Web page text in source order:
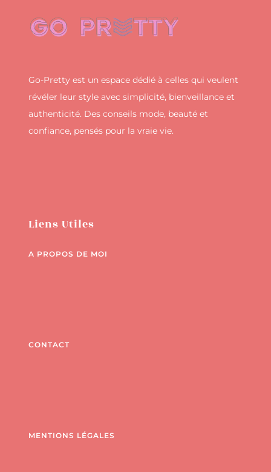
Go-Pretty est un espace dédié à celles qui veulent
révéler leur style avec simplicité, bienveillance et
authenticité. Des conseils mode, beauté et
confiance, pensés pour la vraie vie.
Liens Utiles
A PROPOS DE MOI
CONTACT
MENTIONS LÉGALES